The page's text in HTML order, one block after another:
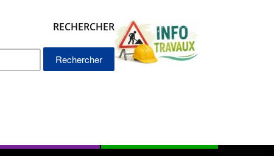
RECHERCHER
Rechercher :